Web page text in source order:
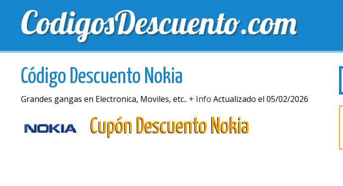
CodigosDescuento.com
MEJORES CUPONES CUPONES EXCLUSIVOS
Código Descuento Nokia
Grandes gangas en Electronica, Moviles, etc.. + Info Actualizado el 05/02/2026
Cupón Descuento Nokia